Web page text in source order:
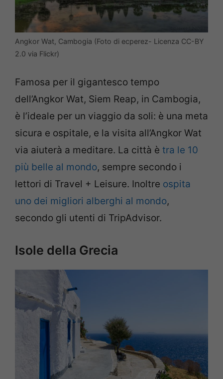
Angkor Wat, Cambogia (Foto di ecperez- Licenza CC-BY
2.0 via Flickr)
Famosa per il gigantesco tempo
dell’Angkor Wat, Siem Reap, in Cambogia,
è l’ideale per un viaggio da soli: è una meta
sicura e ospitale, e la visita all’Angkor Wat
via aiuterà a meditare. La città è tra le 10
più belle al mondo, sempre secondo i
lettori di Travel + Leisure. Inoltre ospita
uno dei migliori alberghi al mondo,
secondo gli utenti di TripAdvisor.
Isole della Grecia